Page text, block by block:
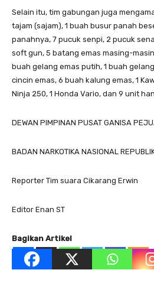
Selain itu, tim gabungan juga
tajam (sajam), 1 buah busur panah
panahnya, 7 pucuk senpi, 2 pucuk
soft gun, 5 batang emas masing-
buah gelang emas putih, 1 buah
cincin emas, 6 buah kalung emas, 1
Ninja 250, 1 Honda Vario, dan 9 unit
DEWAN PIMPINAN PUSAT GANISA
BADAN NARKOTIKA NASIONAL
Reporter Tim suara Cikarang Erwin
Editor Enan ST
Bagikan Artikel